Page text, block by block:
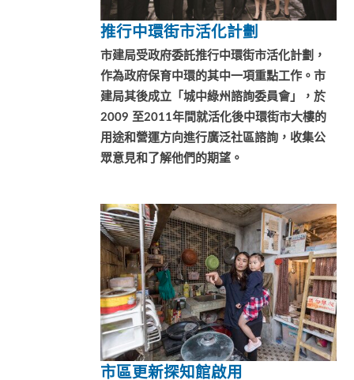
推行中環街市活化計劃
市建局受政府委託推行中環街市活化計劃，
作為政府保育中環的其中一項重點工作。市
建局其後成立「城中綠州諮詢委員會」，於
2009 至2011年間就活化後中環街市大樓的
用途和營運方向進行廣泛社區諮詢，收集公
眾意見和了解他們的期望。
市區更新探知館啟用